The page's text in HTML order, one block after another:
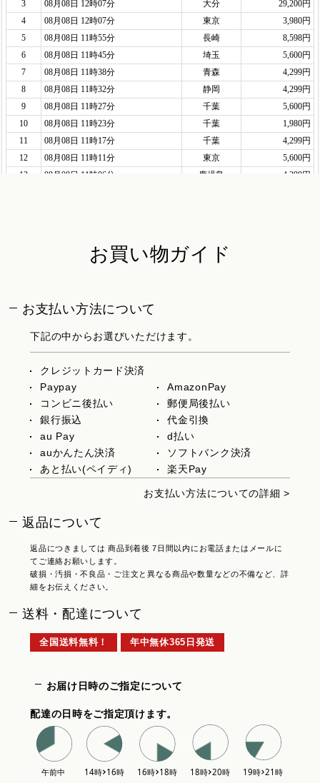
お買い物ガイド
お支払い方法について
下記の中からお選びいただけます。
クレジットカード決済
Paypay
AmazonPay
コンビニ後払い
郵便局後払い
銀行振込
代金引換
au Pay
d払い
auかんたん決済
ソフトバンク決済
あと払い(ペイディ)
楽天Pay
お支払い方法についての詳細 >
返品について
返品につきましては 商品到着後 7日間以内にお電話またはメールに
てご連絡お願いします。
破損・汚損・不良品・ご注文と異なる商品や数量などの不備など、詳
細をお伝えください。
送料・配達について
全国送料無料！ 年中無休365日発送
お届け日時のご指定について
配達の日時をご指定頂けます。